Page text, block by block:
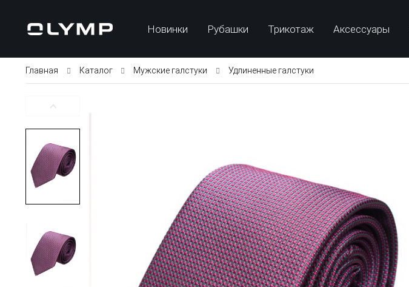
Новинки Рубашки Трикотаж Аксессуары
Главная Каталог Мужские галстуки Удлиненные галстуки